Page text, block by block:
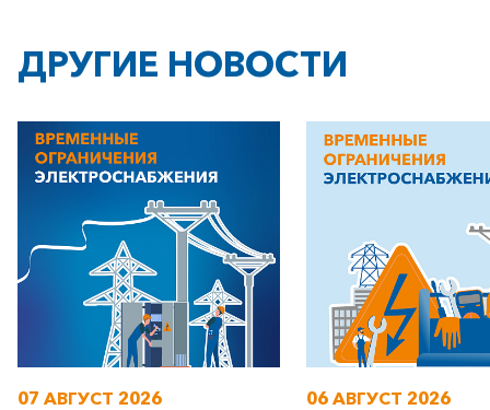
ДРУГИЕ НОВОСТИ
07 АВГУСТ 2026 06 АВГУСТ 2026